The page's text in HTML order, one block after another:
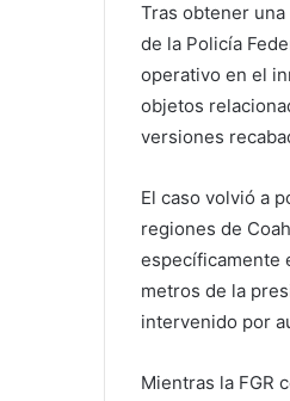
Tras obtener
de la Policía
operativo en el
objetos
versiones
El caso volvió a
regiones de
específicamente
metros de la
intervenido por
Mientras la FGR